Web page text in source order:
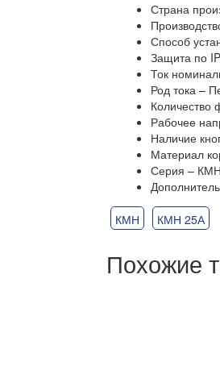
Страна
Способ
Защита по
Ток
Род тока –
Количество
Рабочее
Наличие
Материал
Серия –
КМН КМН 25А
Похожие